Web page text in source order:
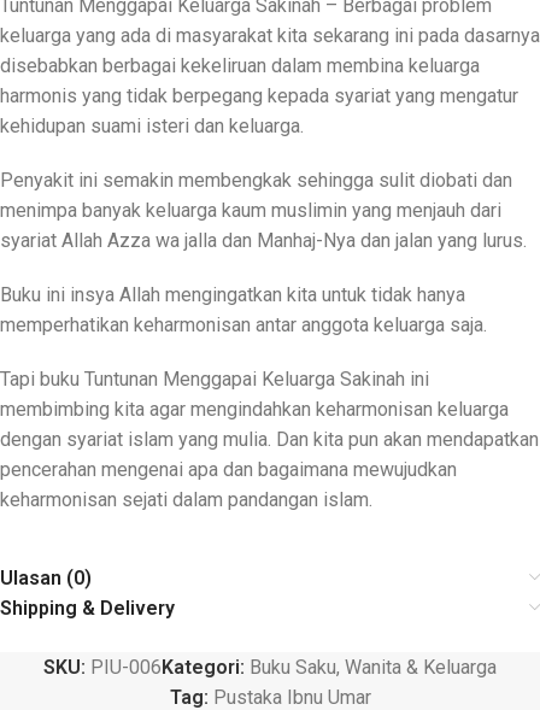
Tuntunan Menggapai Keluarga Sakinah – Berbagai problem
keluarga yang ada di masyarakat kita sekarang ini pada dasarnya
disebabkan berbagai kekeliruan dalam membina keluarga
harmonis yang tidak berpegang kepada syariat yang mengatur
kehidupan suami isteri dan keluarga.
Penyakit ini semakin membengkak sehingga sulit diobati dan
menimpa banyak keluarga kaum muslimin yang menjauh dari
syariat Allah Azza wa jalla dan Manhaj-Nya dan jalan yang lurus.
Buku ini insya Allah mengingatkan kita untuk tidak hanya
memperhatikan keharmonisan antar anggota keluarga saja.
Tapi buku Tuntunan Menggapai Keluarga Sakinah ini
membimbing kita agar mengindahkan keharmonisan keluarga
dengan syariat islam yang mulia. Dan kita pun akan mendapatkan
pencerahan mengenai apa dan bagaimana mewujudkan
keharmonisan sejati dalam pandangan islam.
Ulasan (0)
Shipping & Delivery
SKU: PIU-006Kategori: Buku Saku, Wanita & Keluarga
Tag: Pustaka Ibnu Umar